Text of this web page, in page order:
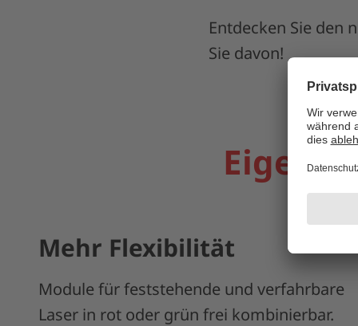
Entdecken Sie den
Sie davon!
Mehr Flexibilität
Module für feststehende und verfahrbare
Laser in rot oder grün frei kombinierbar.